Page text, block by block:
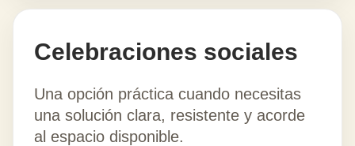
Celebraciones sociales
Una opción práctica cuando necesitas
una solución clara, resistente y acorde
al espacio disponible.